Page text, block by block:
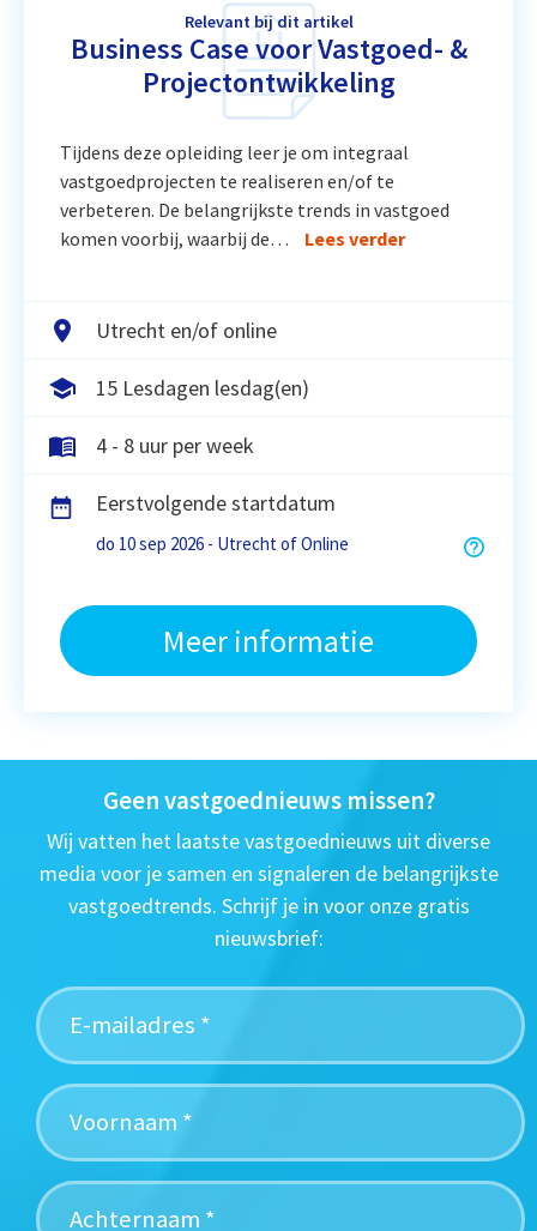
Relevant bij dit artikel
Business Case voor Vastgoed- &
Projectontwikkeling
Tijdens deze opleiding leer je om integraal
vastgoedprojecten te realiseren en/of te
verbeteren. De belangrijkste trends in vastgoed
komen voorbij, waarbij de…
Lees verder
Utrecht en/of online
15 Lesdagen lesdag(en)
4 - 8 uur per week
Eerstvolgende startdatum
do 10 sep 2026 - Utrecht of Online
Meer informatie
Geen vastgoednieuws missen?
Wij vatten het laatste vastgoednieuws uit diverse
media voor je samen en signaleren de belangrijkste
vastgoedtrends. Schrijf je in voor onze gratis
nieuwsbrief: